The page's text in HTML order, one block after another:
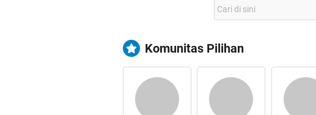
Komunitas Pilihan